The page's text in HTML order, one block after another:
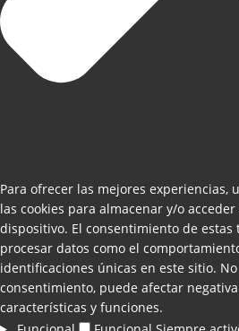
Para ofrecer las mejores experiencias,
las cookies para almacenar y/o
dispositivo. El consentimiento de
procesar datos como el
identificaciones únicas en este sitio.
consentimiento, puede afectar
características y funciones.